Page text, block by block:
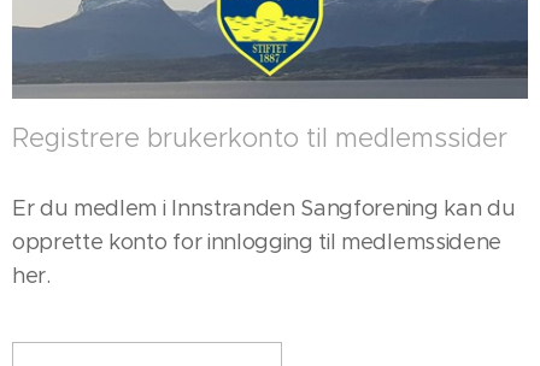
Registrere brukerkonto til medlemssider
Er du medlem i Innstranden Sangforening kan du
opprette konto for innlogging til medlemssidene
her.